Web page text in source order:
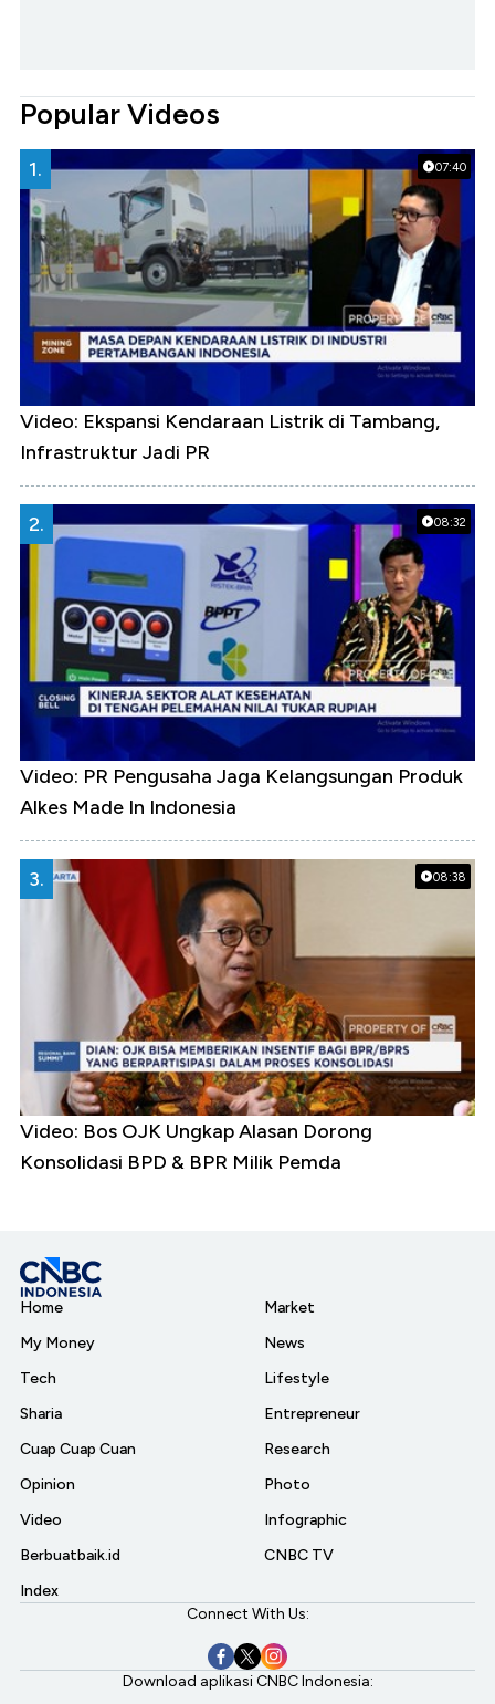
Popular Videos
07:40
1.
Video: Ekspansi Kendaraan Listrik di Tambang,
Infrastruktur Jadi PR
08:32
2.
Video: PR Pengusaha Jaga Kelangsungan Produk
Alkes Made In Indonesia
08:38
3.
Video: Bos OJK Ungkap Alasan Dorong
Konsolidasi BPD & BPR Milik Pemda
Home
My Money
Tech
Sharia
Cuap Cuap Cuan
Opinion
Video
Berbuatbaik.id
Index
Market
News
Lifestyle
Entrepreneur
Research
Photo
Infographic
CNBC TV
Connect With Us:
Download aplikasi CNBC Indonesia: